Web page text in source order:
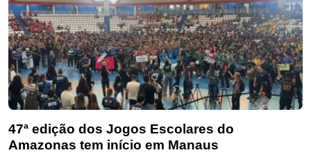
47ª edição dos Jogos Escolares do
Amazonas tem início em Manaus